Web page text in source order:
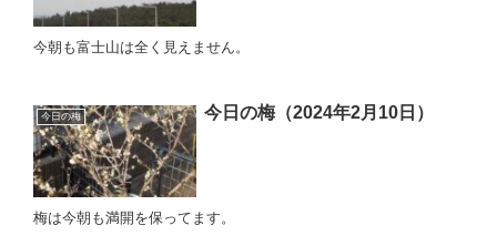
今朝も富士山は全く見えません。
今日の梅 今日の梅（2024年2月10日）
梅は今朝も満開を保ってます。